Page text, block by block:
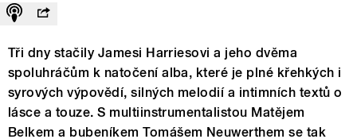
Tři dny stačily Jamesi Harriesovi a jeho dvěma
spoluhráčům k natočení alba, které je plné křehkých i
syrových výpovědí, silných melodií a intimních textů o
lásce a touze. S multiinstrumentalistou Matějem
Belkem a bubeníkem Tomášem Neuwerthem se tak